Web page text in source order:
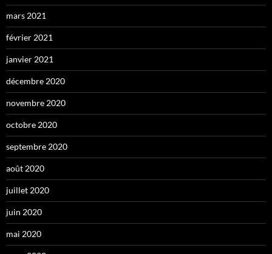
mars 2021
février 2021
janvier 2021
décembre 2020
novembre 2020
octobre 2020
septembre 2020
août 2020
juillet 2020
juin 2020
mai 2020